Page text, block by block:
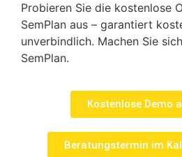
Probieren Sie die kostenlose
SemPlan aus – garantiert
unverbindlich. Machen Sie
SemPlan.
Kostenlose Demo
Beratungstermin im